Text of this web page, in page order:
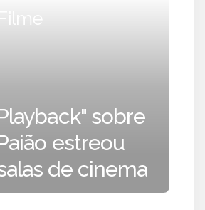
sobre
estreou
de cinema